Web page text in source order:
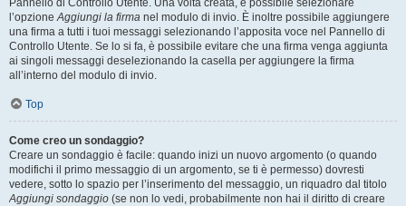
Pannello di Controllo Utente. Una volta creata, è possibile selezionare
l’opzioneAggiungi la firma nel modulo di invio. È inoltre possibile aggiungere
una firma a tutti i tuoi messaggi selezionando l’apposita voce nel Pannello di
Controllo Utente. Se lo si fa, è possibile evitare che una firma venga aggiunta
ai singoli messaggi deselezionando la casella per aggiungere la firma
all’interno del modulo di invio.
Top
Come creo un sondaggio?
Creare un sondaggio è facile: quando inizi un nuovo argomento (o quando
modifichi il primo messaggio di un argomento, se ti è permesso) dovresti
vedere, sotto lo spazio per l’inserimento del messaggio, un riquadro dal titolo
Aggiungi sondaggio (se non lo vedi, probabilmente non hai il diritto di creare